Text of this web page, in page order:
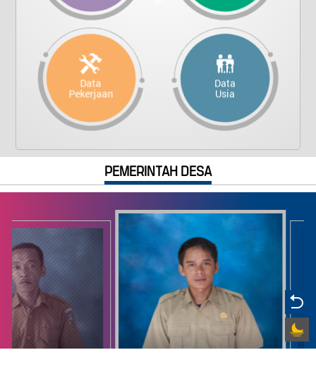
Data
Pekerjaan
Data
Usia
PEMERINTAH DESA